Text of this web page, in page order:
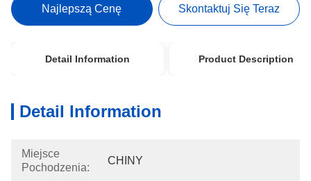
Najlepszą Cenę Skontaktuj Się Teraz
Detail Information Product Description
Detail Information
Miejsce
Pochodzenia:
CHINY